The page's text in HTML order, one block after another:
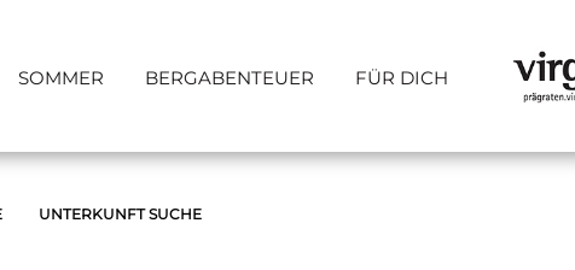
SOMMER BERGABENTEUER FÜR DICH
UNTERKUNFT SUCHE